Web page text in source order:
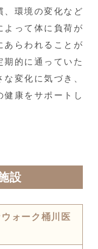
、環境の変化など
よって体に負荷が
あらわれることが
期的に通っていた
変化に気づき、
健康をサポートし
設
ォーク桶川医